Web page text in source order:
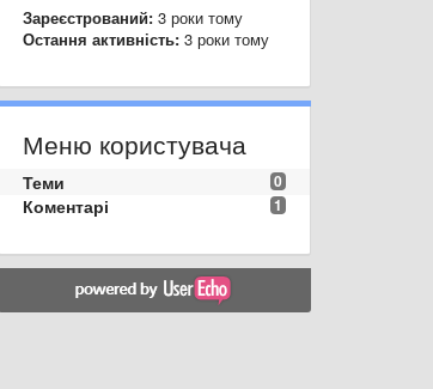
Зареєстрований: 3 роки тому
Остання активність: 3 роки тому
Меню користувача
0
Теми
1
Коментарі